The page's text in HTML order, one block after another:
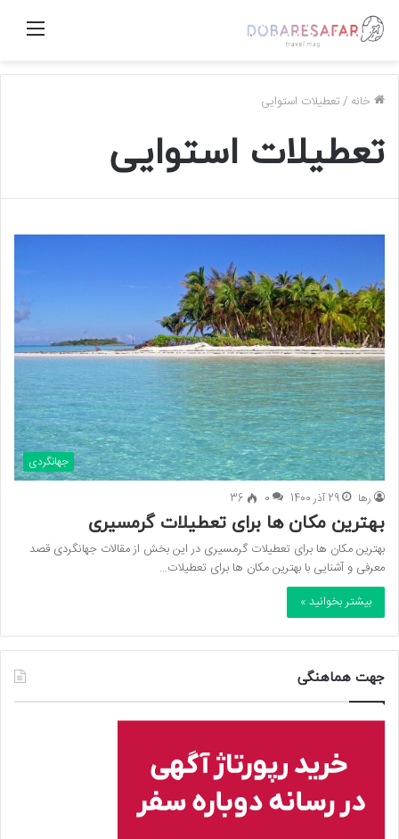
منو
خانه /تعطیلات استوایی
تعطیلات استوایی
جهانگردی
رها 29 آذر 1400 0
36
بهترین مکان ها برای تعطیلات گرمسیری
بهترین مکان ها برای تعطیلات گرمسیری در این بخش از مقالات جهانگردی قصد
معرفی و آشنایی با بهترین مکان ها برای تعطیلات…
بیشتر بخوانید »
جهت هماهنگی